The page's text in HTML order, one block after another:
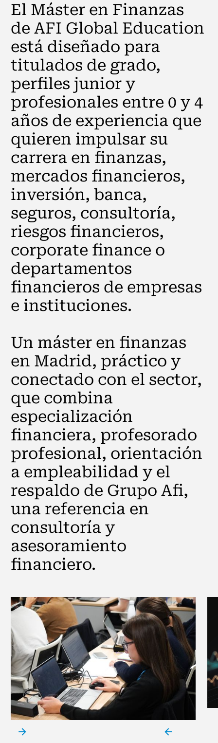
El Máster en Finanzas
de AFI Global Education
está diseñado para
titulados de grado,
perfiles junior y
profesionales entre 0 y 4
años de experiencia que
quieren impulsar su
carrera en finanzas,
mercados financieros,
inversión, banca,
seguros, consultoría,
riesgos financieros,
corporate finance o
departamentos
financieros de empresas
e instituciones.
Un máster en finanzas
en Madrid, práctico y
conectado con el sector,
que combina
especialización
financiera, profesorado
profesional, orientación
a empleabilidad y el
respaldo de Grupo Afi,
una referencia en
consultoría y
asesoramiento
financiero.